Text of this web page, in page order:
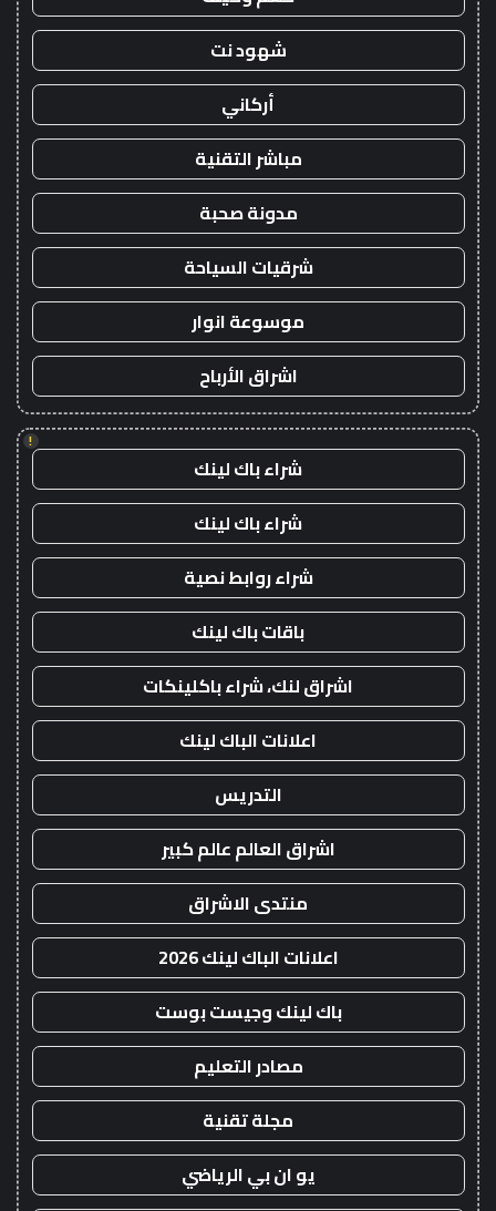
شهود نت
أركاني
مباشر التقنية
مدونة صحبة
شرقيات السياحة
موسوعة انوار
اشراق الأرباح
!
شراء باك لينك
شراء باك لينك
شراء روابط نصية
باقات باك لينك
اشراق لنك، شراء باكلينكات
اعلانات الباك لينك
التدريس
اشراق العالم عالم كبير
منتدى الاشراق
اعلانات الباك لينك 2026
باك لينك وجيست بوست
مصادر التعليم
مجلة تقنية
يو ان بي الرياضي